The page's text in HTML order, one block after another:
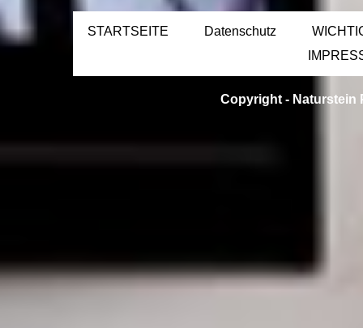
STARTSEITE Datenschutz
Copyright - Naturstein